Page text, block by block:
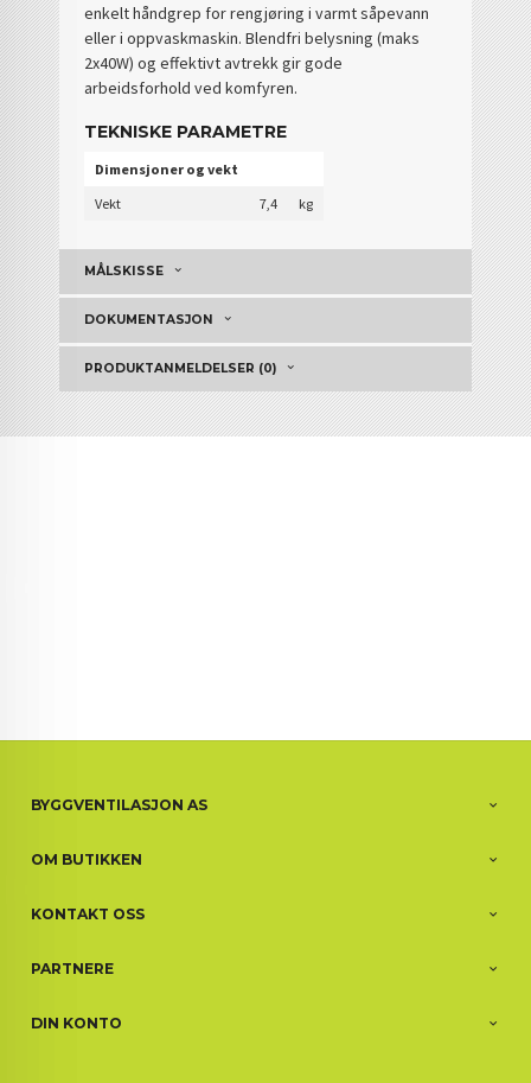
enkelt håndgrep for rengjøring i varmt såpevann
eller i oppvaskmaskin. Blendfri belysning (maks
2x40W) og effektivt avtrekk gir gode
arbeidsforhold ved komfyren.
TEKNISKE PARAMETRE
Dimensjoner og vekt
Vekt
7,4 kg
MÅLSKISSE
DOKUMENTASJON
PRODUKTANMELDELSER (0)
BYGGVENTILASJON AS
OM BUTIKKEN
KONTAKT OSS
PARTNERE
DIN KONTO